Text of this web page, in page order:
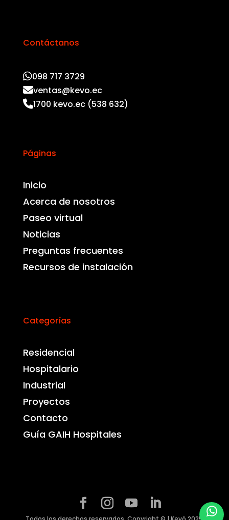
Contáctanos
098 717 3729
ventas@kevo.ec
1700 kevo.ec (538 632)
Páginas
Inicio
Acerca de nosotros
Paseo virtual
Noticias
Preguntas frecuentes
Recursos de instalación
Categorías
Residencial
Hospitalario
Industrial
Proyectos
Contacto
Guía GAIH Hospitales